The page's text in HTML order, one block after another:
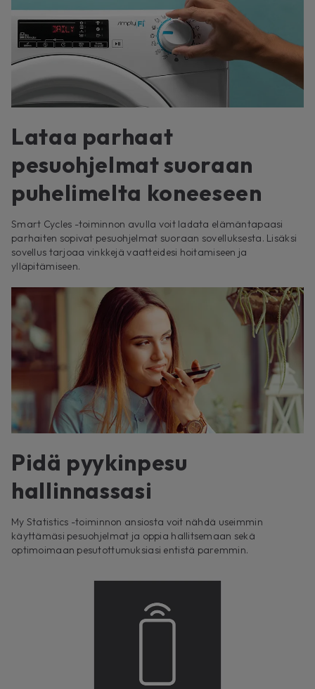
Lataa parhaat
pesuohjelmat suoraan
puhelimelta koneeseen
Smart Cycles -toiminnon avulla voit ladata elämäntapaasi
parhaiten sopivat pesuohjelmat suoraan sovelluksesta. Lisäksi
sovellus tarjoaa vinkkejä vaatteidesi hoitamiseen ja
ylläpitämiseen.
Pidä pyykinpesu
hallinnassasi
My Statistics -toiminnon ansiosta voit nähdä useimmin
käyttämäsi pesuohjelmat ja oppia hallitsemaan sekä
optimoimaan pesutottumuksiasi entistä paremmin.